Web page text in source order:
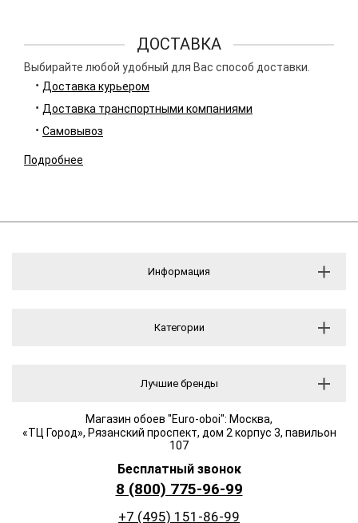
ДОСТАВКА
Выбирайте любой удобный для Вас способ доставки.
Доставка курьером
Доставка транспортными компаниями
Самовывоз
Подробнее
Информация
Категории
Лучшие бренды
Магазин обоев "Euro-oboi": Москва,
«ТЦ Город», Рязанский проспект, дом 2 корпус 3, павильон
107
Бесплатный звонок
8 (800) 775-96-99
+7 (495) 151-86-99